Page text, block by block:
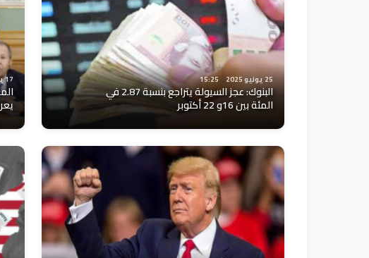
25 يونيو 2025 15:25
البنوك: عجز السيولة يتراجع بنسبة 2.87 في
المئة بين 16و 22 أكتوبر
17 يونيو 2025